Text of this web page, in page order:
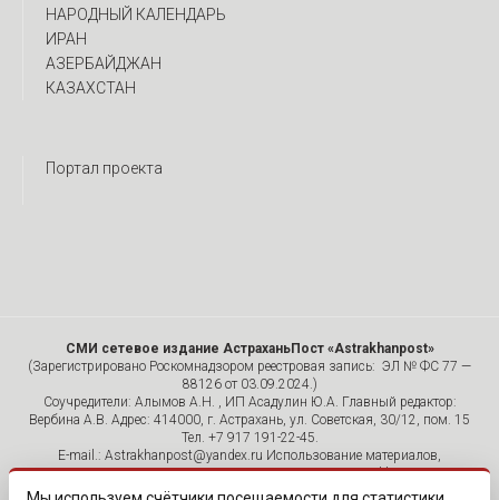
НАРОДНЫЙ КАЛЕНДАРЬ
ИРАН
АЗЕРБАЙДЖАН
КАЗАХСТАН
Портал проекта
СМИ сетевое издание АстраханьПост «Astrakhanpost»
(Зарегистрировано Роскомнадзором реестровая запись: ЭЛ № ФС 77 —
88126 от 03.09.2024.)
Соучредители: Алымов А.Н. , ИП Асадулин Ю.А. Главный редактор:
Вербина А.В. Адрес: 414000, г. Астрахань, ул. Советская, 30/12, пом. 15
Тел. +7 917 191-22-45.
E-mail.: Astrakhanpost@yandex.ru Использование материалов,
размещенных на страницах сетевого издания «Astrakhanpost»,
допускается исключительно с указанием источника и публикацией